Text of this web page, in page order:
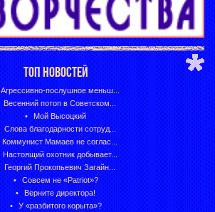
ТОП НОВОСТЕЙ
Агрессивно-послушное меньш...
Весенний потоп в Советском...
Мой Высоцкий
Слова благодарности сотруд...
Коммунист Мамаев не соглас...
Настоящий охотник добывает...
Георгий Прокопьевич Загайн...
Совсем не «Patriot»?
Верните директора!
У «разбитого корыта»?